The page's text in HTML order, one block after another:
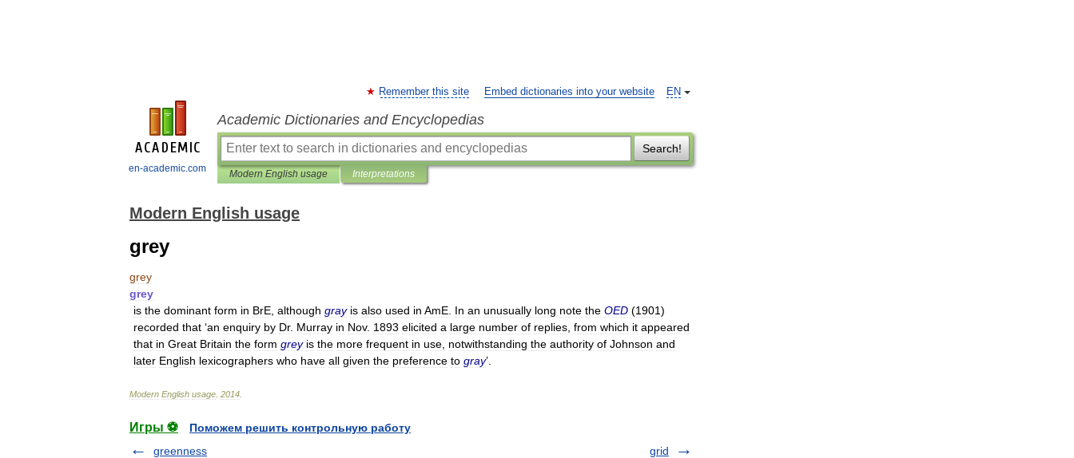
en-academic.com
EN
Remember this site Embed dictionaries into your website
Academic Dictionaries and Encyclopedias
Search!
Modern English usage Interpretations
Modern English usage
grey
grey
grey
is the dominant form in BrE although gray is also used in AmE In an unusually long note the OED (1901)
recorded that ‘an enquiry by Dr. Murray in Nov. 1893 elicited a large number of replies from which it appeared
that in Great Britain the form grey is the more frequent in use notwithstanding the authority of Johnson and
later English lexicographers who have all given the preference to gray’.
Modern English usage 2014
Игры ⚽
Поможем решить контрольную работу
greenness
grid